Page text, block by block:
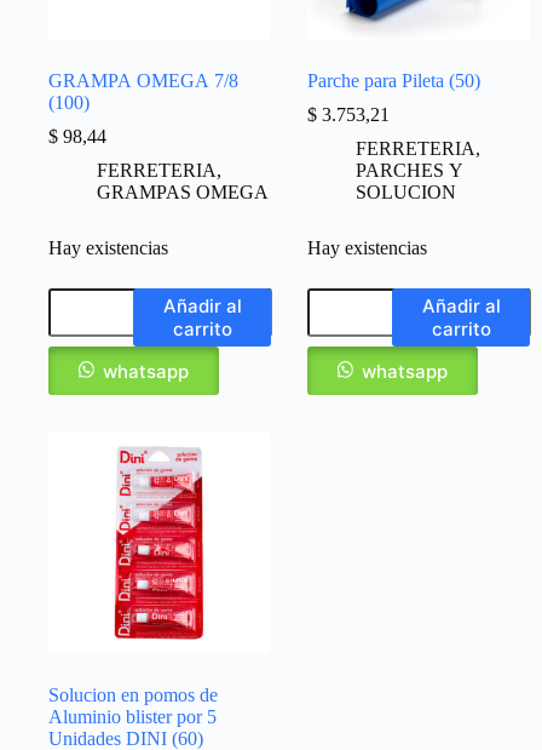
GRAMPA OMEGA 7/8
(100)
$ 98,44
FERRETERIA,
GRAMPAS OMEGA
Hay existencias
Añadir al
carrito
whatsapp
Parche para Pileta (50)
$ 3.753,21
FERRETERIA,
PARCHES Y
SOLUCION
Hay existencias
Añadir al
carrito
whatsapp
Solucion en pomos de
Aluminio blister por 5
Unidades DINI (60)